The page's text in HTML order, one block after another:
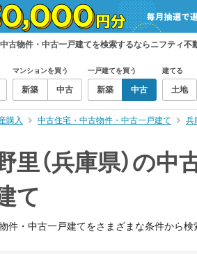
古物件・中古一戸建てを検索するならニフティ
マンションを買う
新築 中古
一戸建てを買う
新築 中古
建てる
土地
購入 中古住宅・中古物件・中古一戸建て 兵
里（兵庫県）の中
て
件・中古一戸建てをさまざまな条件から検